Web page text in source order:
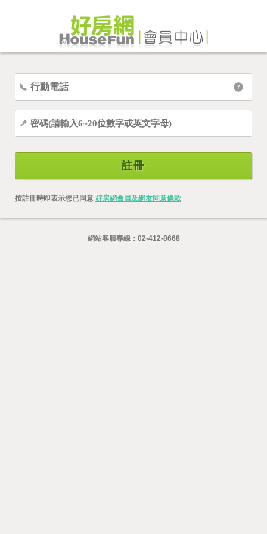
註冊
按註冊時即表示您已同意 好房網會員及網友同意條款
網站客服專線： 02-412-8668